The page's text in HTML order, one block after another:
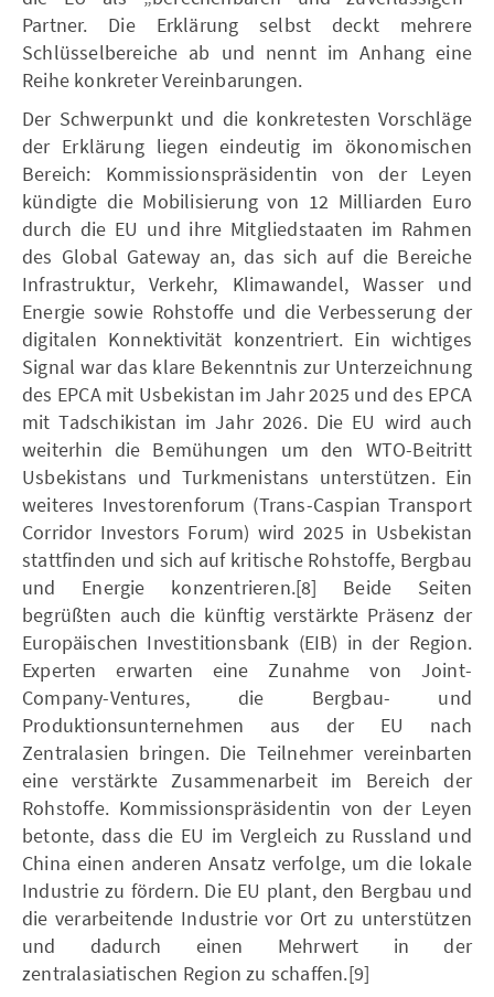
Partner. Die Erklärung selbst deckt mehrere
Schlüsselbereiche ab und nennt im Anhang eine
Reihe konkreter Vereinbarungen.
Der Schwerpunkt und die konkretesten Vorschläge
der Erklärung liegen eindeutig im ökonomischen
Bereich: Kommissionspräsidentin von der Leyen
kündigte die Mobilisierung von 12 Milliarden Euro
durch die EU und ihre Mitgliedstaaten im Rahmen
des Global Gateway an, das sich auf die Bereiche
Infrastruktur, Verkehr, Klimawandel, Wasser und
Energie sowie Rohstoffe und die Verbesserung der
digitalen Konnektivität konzentriert. Ein wichtiges
Signal war das klare Bekenntnis zur Unterzeichnung
des EPCA mit Usbekistan im Jahr 2025 und des EPCA
mit Tadschikistan im Jahr 2026. Die EU wird auch
weiterhin die Bemühungen um den WTO-Beitritt
Usbekistans und Turkmenistans unterstützen. Ein
weiteres Investorenforum (Trans-Caspian Transport
Corridor Investors Forum) wird 2025 in Usbekistan
stattfinden und sich auf kritische Rohstoffe, Bergbau
und Energie konzentrieren.[8] Beide Seiten
begrüßten auch die künftig verstärkte Präsenz der
Europäischen Investitionsbank (EIB) in der Region.
Experten erwarten eine Zunahme von Joint-
Company-Ventures, die Bergbau- und
Produktionsunternehmen aus der EU nach
Zentralasien bringen. Die Teilnehmer vereinbarten
eine verstärkte Zusammenarbeit im Bereich der
Rohstoffe. Kommissionspräsidentin von der Leyen
betonte, dass die EU im Vergleich zu Russland und
China einen anderen Ansatz verfolge, um die lokale
Industrie zu fördern. Die EU plant, den Bergbau und
die verarbeitende Industrie vor Ort zu unterstützen
und dadurch einen Mehrwert in der
zentralasiatischen Region zu schaffen.[9]